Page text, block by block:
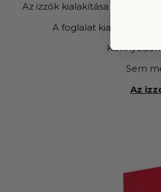
Az izzók kialakítása teljesen
A foglalat kialakítása
Sem
Az